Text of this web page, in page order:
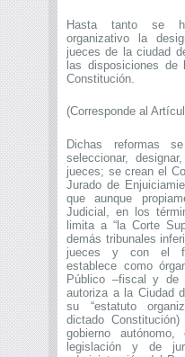
Hasta tanto se
organizativo la
jueces de la ciudad
las disposiciones
Constitución.
(Corresponde al
Dichas reformas
seleccionar,
jueces; se crean el
Jurado de
que aunque
Judicial, en los
limita a “la Corte
demás tribunales
jueces y con el
establece como
Público –fiscal y de
autoriza a la Ciudad
su “estatuto
dictado
gobierno
legislación y de